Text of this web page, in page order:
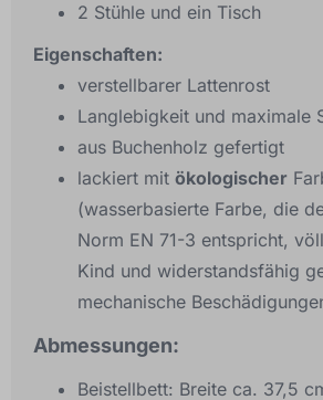
2 Stühle und ein Tisch
Eigenschaften:
verstellbarer Lattenrost
Langlebigkeit und maximale
aus Buchenholz gefertigt
lackiert mit ökologischer
(wasserbasierte Farbe, die
Norm EN 71-3 entspricht,
Kind und widerstandsfähig
mechanische
Abmessungen:
Beistellbett: Breite ca. 37,5